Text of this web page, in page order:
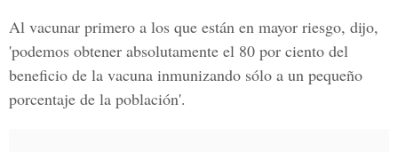
Al vacunar primero a los que están en mayor riesgo, dijo,
'podemos obtener absolutamente el 80 por ciento del
beneficio de la vacuna inmunizando sólo a un pequeño
porcentaje de la población'.